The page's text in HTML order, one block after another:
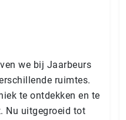
we bij Jaarbeurs
ruimtes.
te ontdekken en te
Nu uitgegroeid tot